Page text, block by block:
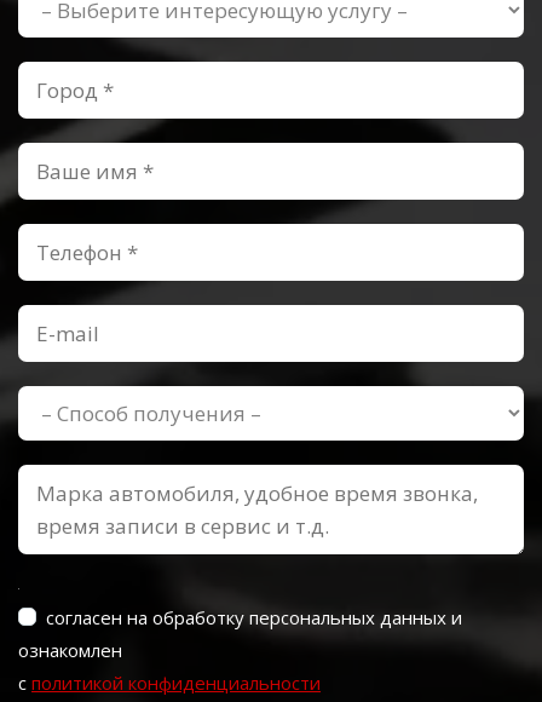
согласен на обработку персональных данных и
ознакомлен
с политикой конфиденциальности